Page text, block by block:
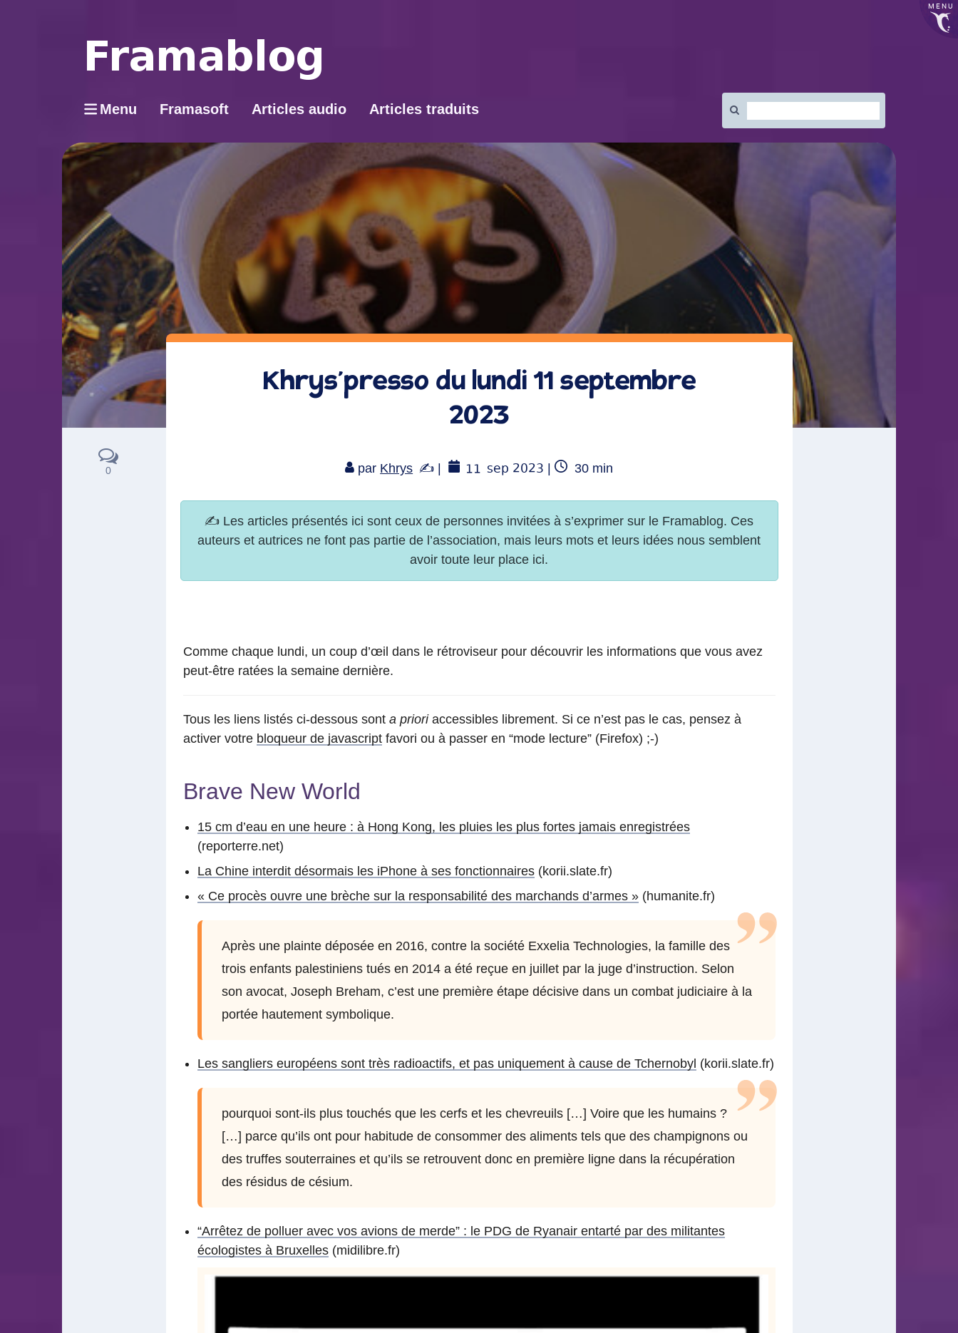
MENU
Menu Framasoft Articles audio Articles traduits
:
0
Khrys’presso du lundi 11 septembre
2023
par Khrys 11 sep 2023
Temps
30min
Comme chaque lundi, un coup d’œil dans le rétroviseur pour découvrir les informations que vous avez
peut-être ratées la semaine dernière.
Tous les liens listés ci-dessous sont a prioriaccessibles librement. Si ce n’est pas le cas, pensez à
activer votre bloqueur de javascriptfavori ou à passer en “mode lecture” (Firefox) ;-)
Brave New World
15 cm d’eau en une heure : à Hong Kong, les pluies les plus fortes jamais enregistrées
(reporterre.net)
La Chine interdit désormais les iPhone à ses fonctionnaires(korii.slate.fr)
« Ce procès ouvre une brèche sur la responsabilité des marchands d’armes »(humanite.fr)
Après une plainte déposée en 2016, contre la société Exxelia Technologies, la famille des
trois enfants palestiniens tués en 2014 a été reçue en juillet par la juge d’instruction. Selon
son avocat, Joseph Breham, c’est une première étape décisive dans un combat judiciaire à la
portée hautement symbolique.
Les sangliers européens sont très radioactifs, et pas uniquement à cause de Tchernobyl (korii.slate.fr)
pourquoi sont-ils plus touchés que les cerfs et les chevreuils […] Voire que les humains ?
[…] parce qu’ils ont pour habitude de consommer des aliments tels que des champignons ou
des truffes souterraines et qu’ils se retrouvent donc en première ligne dans la récupération
des résidus de césium.
“Arrêtez de polluer avec vos avions de merde” : le PDG de Ryanair entarté par des militantes
écologistes à Bruxelles(midilibre.fr)